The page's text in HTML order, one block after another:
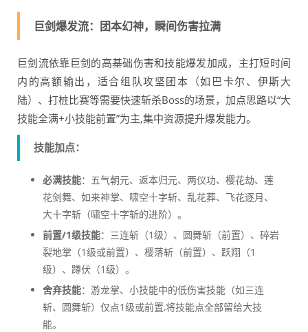
巨剑爆发流：团本幻神，瞬间伤害拉满
巨剑流依靠巨剑的高基础伤害和技能爆发加成，主打短时间
内的高额输出，适合组队攻坚团本（如巴卡尔、伊斯大
陆）、打桩比赛等需要快速斩杀Boss的场景，加点思路以“大
技能全满+小技能前置”为主,集中资源提升爆发能力。
技能加点：
必满技能：五气朝元、返本归元、两仪功、樱花劫、莲
花剑舞、如来神掌、啸空十字斩、乱花葬、飞花逐月、
大十字斩（啸空十字斩的进阶）。
前置/1级技能：三连斩（1级）、圆舞斩（前置）、碎岩
裂地掌（1级或前置）、樱落斩（前置）、跃翔（1
级）、蹲伏（1级）。
舍弃技能：游龙掌、小技能中的低伤害技能（如三连
斩、圆舞斩）仅点1级或前置,将技能点全部留给大技
能。